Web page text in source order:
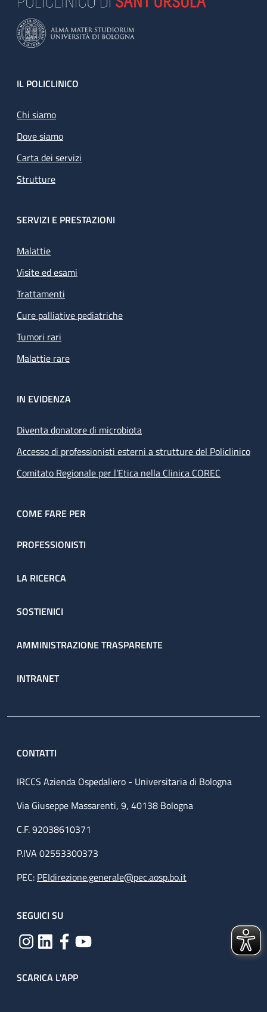
Footer
IL POLICLINICO
Chi siamo
Dove siamo
Carta dei servizi
Strutture
SERVIZI E PRESTAZIONI
Malattie
Visite ed esami
Trattamenti
Cure palliative pediatriche
Tumori rari
Malattie rare
IN EVIDENZA
Diventa donatore di microbiota
Accesso di professionisti esterni a strutture del Policlinico
Comitato Regionale per l’Etica nella Clinica COREC
COME FARE PER
PROFESSIONISTI
LA RICERCA
SOSTIENICI
AMMINISTRAZIONE TRASPARENTE
INTRANET
CONTATTI
IRCCS Azienda Ospedaliero - Universitaria di Bologna
Via Giuseppe Massarenti, 9, 40138 Bologna
C.F. 92038610371
P.IVA 02553300373
PEC: PEIdirezione.generale@pec.aosp.bo.it
SEGUICI SU
SCARICA L'APP